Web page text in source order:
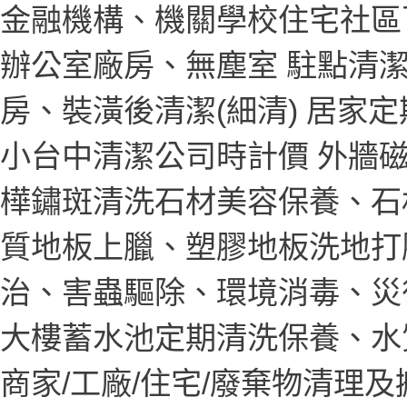
金融機構、機關學校住宅社
辦公室廠房、無塵室 駐點清
房、裝潢後清潔(細清) 居家
小台中清潔公司時計價 外牆
樺鏽斑清洗石材美容保養、
質地板上臘、塑膠地板洗地
治、害蟲驅除、環境消毒、
大樓蓄水池定期清洗保養、
商家/工廠/住宅/廢棄物清理